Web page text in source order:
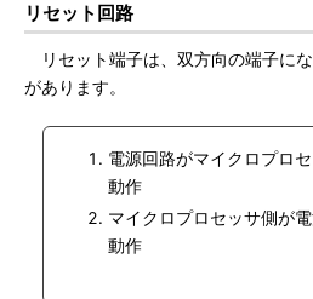
リセット回路
リセット端子は、双方向の端子に
があります。
電源回路がマイクロプロ
動作
マイクロプロセッサ側が
動作